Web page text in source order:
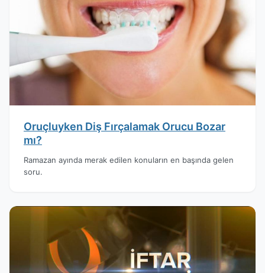
Oruçluyken Diş Fırçalamak Orucu Bozar
mı?
Ramazan ayında merak edilen konuların en başında gelen
soru.